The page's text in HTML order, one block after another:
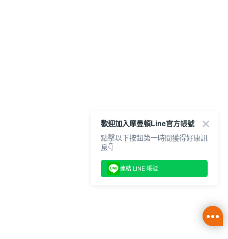
歡迎加入摩曼頓Line官方帳號
點擊以下按鈕第一時間獲得好康訊
息👇
連結 LINE 帳號